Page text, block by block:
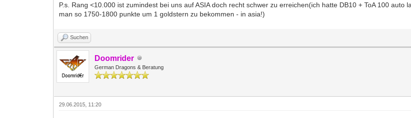
P.s. Rang <10.000 ist zumindest bei uns auf ASIA doch recht schwer zu erreichen(ich hatte DB10 + ToA 100
man so 1750-1800 punkte um 1 goldstern zu bekommen - in asia!)
Suchen
Doomrider
German Dragons & Beratung
29.06.2015, 11:20